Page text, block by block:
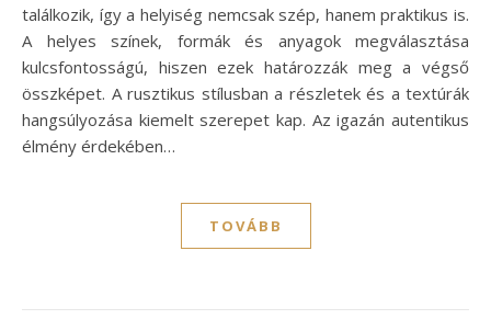
találkozik, így a helyiség nemcsak szép, hanem praktikus is.
A helyes színek, formák és anyagok megválasztása
kulcsfontosságú, hiszen ezek határozzák meg a végső
összképet. A rusztikus stílusban a részletek és a textúrák
hangsúlyozása kiemelt szerepet kap. Az igazán autentikus
élmény érdekében…
TOVÁBB